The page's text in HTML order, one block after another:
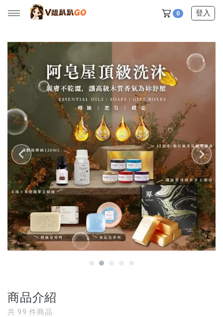
0 登入
所有產品
【V姐團購專屬優惠】
【春季下殺特賣】
【新品上市】
【美髮護理】
【服飾內著】
【居家生活】
【營養保健】
【3C家電/周邊】
品牌
商品介紹
共 99 件商品